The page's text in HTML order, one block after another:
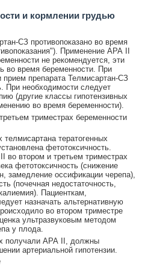
и кормлении грудью
СЗ противопоказано во время
Применение АРА II
не рекомендуется, эти
во время беременности. При
прием препарата Телмисартан-СЗ
При необходимости следует
(другие классы гипотензивных
во время беременности).
триместрах беременности
тератогенных
фетотоксичность.
во втором и третьем триместрах
фетотоксичность (снижение
замедление оссификации черепа),
(почечная недостаточность,
Пациенткам,
назначать альтернативную
во втором триместре
ультразвуковым методом
у плода.
получали АРА II, должны
артериальной гипотензии.